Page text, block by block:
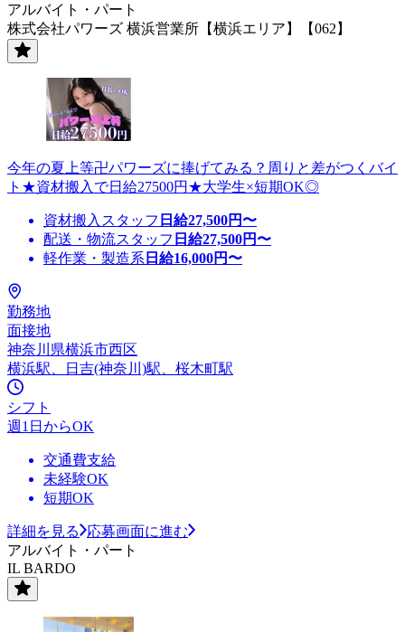
アルバイト・パート
株式会社パワーズ 横浜営業所【横浜エリア】【062】
今年の夏上等卍パワーズに捧げてみる？周りと差がつくバイ
ト★資材搬入で日給27500円★大学生×短期OK◎
資材搬入スタッフ 日給27,500円〜
配送・物流スタッフ 日給27,500円〜
軽作業・製造系 日給16,000円〜
勤務地
面接地
神奈川県横浜市西区
横浜駅、日吉(神奈川)駅、桜木町駅
シフト
週1日からOK
交通費支給
未経験OK
短期OK
詳細を見る
応募画面に進む
アルバイト・パート
IL BARDO